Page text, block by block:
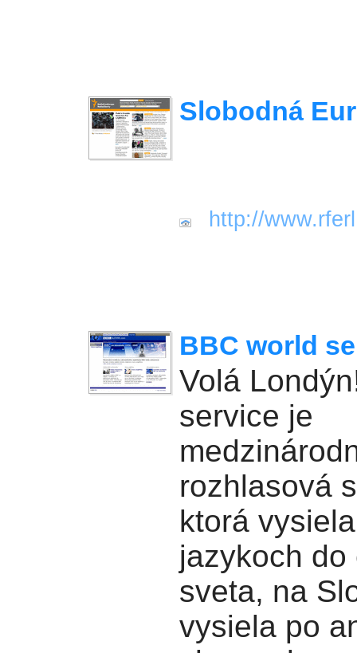
Slobodná
http://
BBC world
Volá
service je
rozhlasová
ktorá
jazykoch do
sveta, na
vysiela po